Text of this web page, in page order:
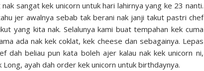
sangat kek unicorn untuk hari lahirnya yang ke 23 nanti.
jer awalnya sebab tak berani nak janji takut pastri chef
yang kita nak. Selalunya kami buat tempahan kek cuma
ada nak kek coklat, kek cheese dan sebagainya. Lepas
dah beliau pun kata boleh ajer kalau nak kek unicorn ni,
Long, ayah dah order kek unicorn untuk birthdaynya.